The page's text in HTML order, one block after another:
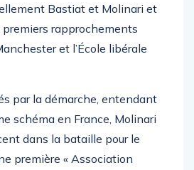
Bastiat et Molinari et
rapprochements
et l’École libérale
par la démarche, entendant
schéma en France, Molinari
dans la bataille pour le
première « Association